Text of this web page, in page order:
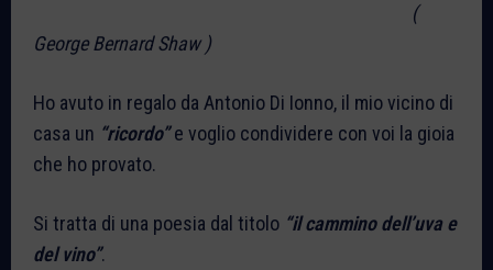
(
George Bernard Shaw )
Ho avuto in regalo da Antonio Di Ionno, il mio vicino di
casa un “ricordo”e voglio condividere con voi la gioia
che ho provato.
Si tratta di una poesia dal titolo “il cammino dell’uva e
del vino”.